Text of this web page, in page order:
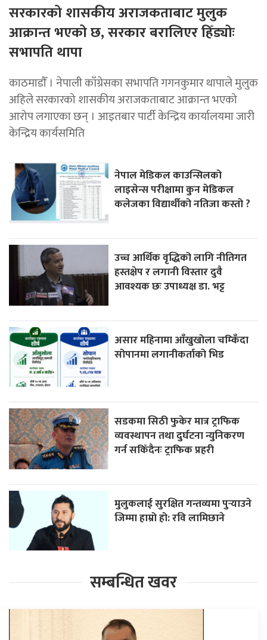
सरकारको शासकीय अराजकताबाट मुलुक
आक्रान्त भएको छ, सरकार बरालिएर हिँड्याेः
सभापति थापा
काठमाडाैँ । नेपाली काँग्रेसका सभापति गगनकुमार थापाले मुलुक
अहिले सरकारको शासकीय अराजकताबाट आक्रान्त भएको
आरोप लगाएका छन् । आइतबार पार्टी केन्द्रिय कार्यालयमा जारी
केन्द्रिय कार्यसमिति
नेपाल मेडिकल काउन्सिलको
लाइसेन्स परीक्षामा कुन मेडिकल
कलेजका विद्यार्थीको नतिजा कस्तो ?
उच्च आर्थिक वृद्धिको लागि नीतिगत
हस्तक्षेप र लगानी विस्तार दुवै
आवश्यक छः उपाध्यक्ष डा. भट्ट
असार महिनामा आँखुखोला चम्किँदा
सोपानमा लगानीकर्ताको भिड
सडकमा सिठी फुकेर मात्र ट्राफिक
व्यवस्थापन तथा दुर्घटना न्युनिकरण
गर्न सकिँदैनः ट्राफिक प्रहरी
मुलुकलाई सुरक्षित गन्तव्यमा पुर्‍याउने
जिम्मा हाम्रो हो: रवि लामिछाने
सम्बन्धित खवर